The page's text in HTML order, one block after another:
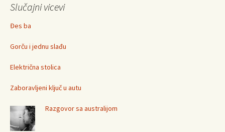
Slučajni vicevi
Đes ba
Gorču i jednu slađu
Električna stolica
Zaboravljeni ključ u autu
Razgovor sa australijom